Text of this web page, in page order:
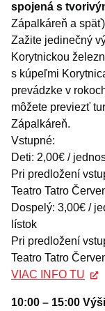
spojená s
Zápalkáreň a späť)
Zažite jedinečný
Korytnickou
s kúpeľmi
prevádzke v
môžete previezť
Zápalkáreň.
Vstupné:
Deti: 2,00€ /
Pri predložení
Teatro Tatro
Dospelý: 3,00€ /
lístok
Pri predložení
Teatro Tatro
VIAC INFO TU
10:00 – 15:00